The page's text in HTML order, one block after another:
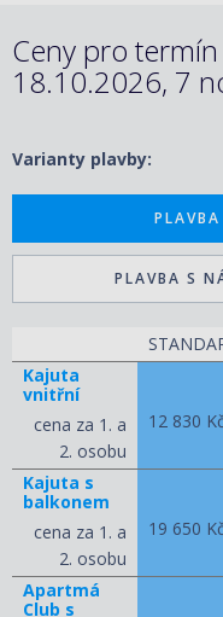
Ceny pro
18.10.2026, 7
Varianty plavby:
PLAVBA S
Kajuta
vnitřní
cena za 1. a
2. osobu
12 830
Kajuta s
balkonem
cena za 1. a
2. osobu
19 650
Apartmá
Club s